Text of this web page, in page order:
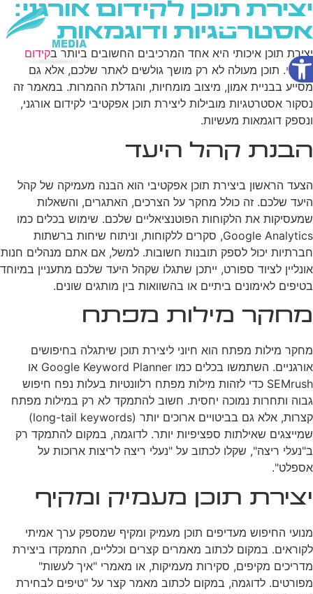
פתח סרגל נגישות
יצירת תוכן לקידום אורגני:
אסטרטגיות ודוגמאות
יצירת תוכן איכותי היא אחד המרכיבים החשובים ביותר בקידום
אורגני. תוכן מעולה לא רק מושך גולשים לאתר שלכם, אלא גם
מסייע בבניית אמון, מיצוב מומחיות, והגדלת ההמרות. במאמר זה
נסקור אסטרטגיות מובילות ליצירת תוכן אפקטיבי לקידום אורגני,
ונספק דוגמאות מעשיות.
הבנת קהל היעד
הצעד הראשון ביצירת תוכן אפקטיבי הוא הבנה מעמיקה של קהל
היעד שלכם. זה כולל מחקר על הצרכים, האתגרים, והשאלות
שמעסיקות את הלקוחות הפוטנציאליים שלכם. שימוש בכלים כמו
Google Analytics, סקרים ללקוחות, וניתוח שיחות ברשתות
חברתיות יכול לספק תובנות חשובות. למשל, אם אתם מנהלים חנות
אונליין לציוד ספורט, ייתכן שתגלו שקהל היעד שלכם מתעניין במיוחד
בטיפים לאימונים ביתיים או בהשוואות בין מותגים שונים.
מחקר מילות מפתח
מחקר מילות מפתח הוא חיוני ליצירת תוכן שיתגלה בחיפושים
אורגניים. השתמשו בכלים כמו Google Keyword Planner או
SEMrush כדי לזהות מילות מפתח רלוונטיות בעלות נפח חיפוש
גבוה ותחרות נמוכה יחסית. חשוב להתמקד לא רק במילות מפתח
קצרות, אלא גם בביטויים ארוכים יותר (long-tail keywords)
שמייצגים שאילתות ספציפיות יותר. לדוגמה, במקום להתמקד רק
ב"נעלי ריצה", שקלו לכתוב על "נעלי ריצה לריצות ארוכות על
אספלט".
יצירת תוכן מעמיק ומקיף
מנועי החיפוש מעדיפים תוכן מעמיק ומקיף שמספק ערך אמיתי
לקוראים. במקום לכתוב מאמרים קצרים וכלליים, התמקדו ביצירת
מדריכים מקיפים, סקירות מעמיקות, או מאמרי "איך לעשות"
מפורטים. לדוגמה, במקום לכתוב מאמר קצר על "טיפים לבחירת